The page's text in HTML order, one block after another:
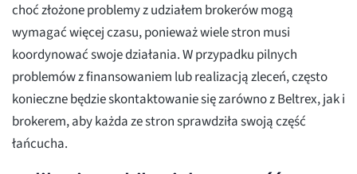
choć złożone problemy z udziałem brokerów mogą
wymagać więcej czasu, ponieważ wiele stron musi
koordynować swoje działania. W przypadku pilnych
problemów z finansowaniem lub realizacją zleceń, często
konieczne będzie skontaktowanie się zarówno z Beltrex, jak i
brokerem, aby każda ze stron sprawdziła swoją część
łańcucha.